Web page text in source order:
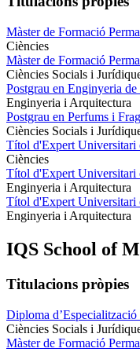
Màster de Formació
Ciències
Màster de Formació
Ciències Socials i
Postgrau en Enginyeria
Enginyeria i Arquitectura
Postgrau en Perfums i
Ciències Socials i
Títol d'Expert Universitari
Ciències
Títol d'Expert Universitari
Enginyeria i Arquitectura
Títol d'Expert Universitari
Enginyeria i Arquitectura
IQS School of
Titulacions pròpies
Diploma
Ciències Socials i
Màster de Formació